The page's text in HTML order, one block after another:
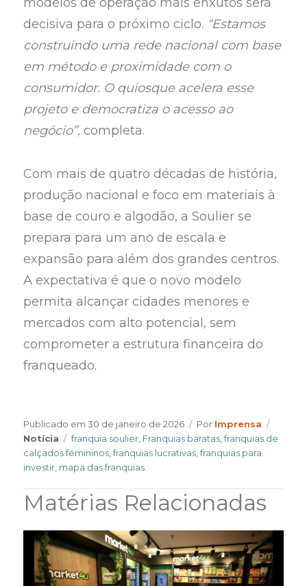
decisiva para o próximo ciclo. “Estamos
construindo uma rede nacional com base
em método e proximidade com o
consumidor. O quiosque acelera esse
projeto e democratiza o acesso ao
negócio”, completa.
Com mais de quatro décadas de história,
produção nacional e foco em materiais à
base de couro e algodão, a Soulier se
prepara para um ano de escala e
expansão para além dos grandes centros.
A expectativa é que o novo modelo
permita alcançar cidades menores e
mercados com alto potencial, sem
comprometer a estrutura financeira do
franqueado.
Publicado em30 de janeiro de 2026 Por Author
Imprensa
Notícia
Tags
franquia soulier, Franquias baratas,franquias de
calçados femininos,franquias lucrativas,franquias para
investir, mapa das franquias
Matérias Relacionadas